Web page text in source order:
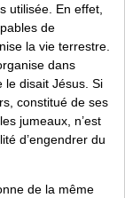
utilisée. En effet,
de
la vie terrestre.
dans
le disait Jésus. Si
constitué de ses
jumeaux, n’est
d’engendrer du
de la même